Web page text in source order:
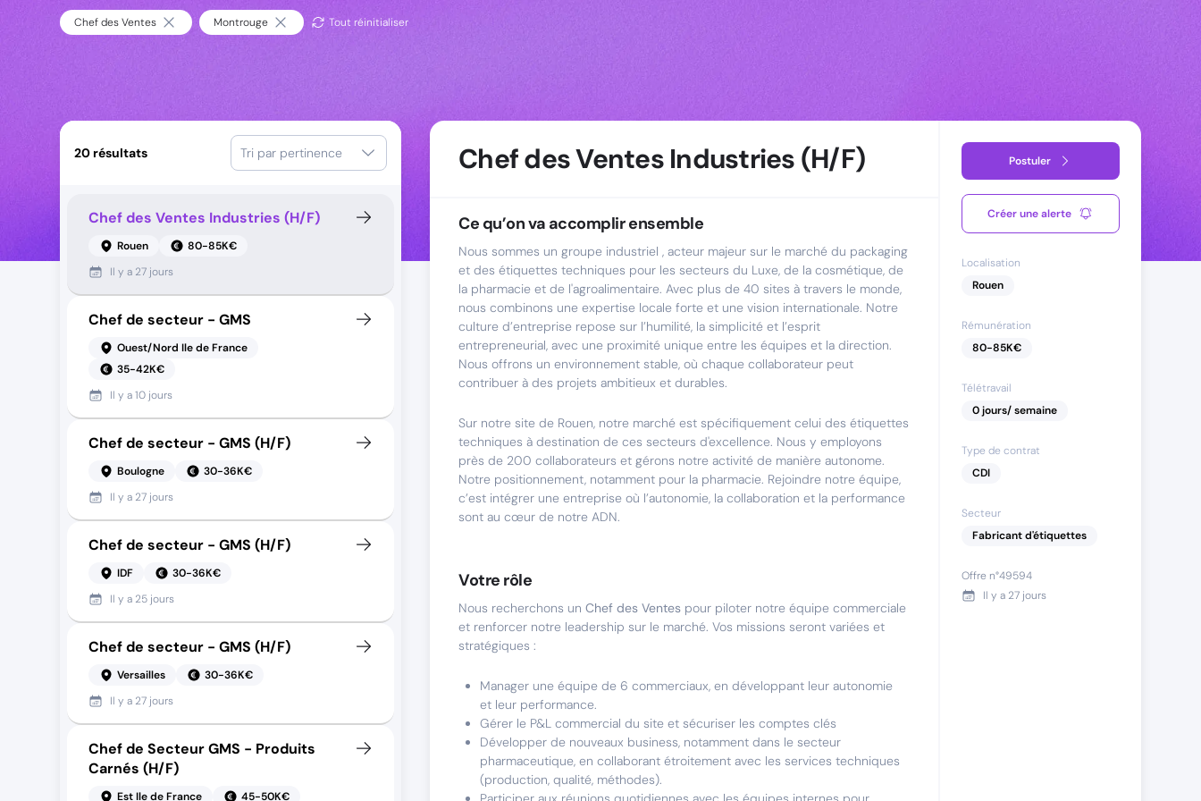
Chef des Ventes Montrouge Tout réinitialiser
20 résultats Tri par pertinence
Chef des Ventes Industries (H/F)
Rouen
80-85K€
Il y a 27 jours
Chef de secteur - GMS
Ouest/Nord Ile de France
35-42K€
Il y a10 jours
Chef de secteur - GMS (H/F)
Boulogne
30-36K€
Il y a 27 jours
Chef de secteur - GMS (H/F)
IDF
30-36K€
Il y a 25 jours
Chef de secteur - GMS (H/F)
Versailles
30-36K€
Il y a 27 jours
Chef de Secteur GMS - Produits
Carnés (H/F)
Est Ile de France
45-50K€
Chef des Ventes Industries (H/F)
Ce qu’on va accomplir ensemble
Nous sommes un groupe industriel , acteur majeur sur le marché du packaging
et des étiquettes techniques pour les secteurs du Luxe, de la cosmétique, de
la pharmacie et de l'agroalimentaire. Avec plus de 40 sites à travers le monde,
nous combinons une expertise locale forte et une vision internationale. Notre
culture d’entreprise repose sur l’humilité, la simplicité et l’esprit
entrepreneurial, avec une proximité unique entre les équipes et la direction.
Nous offrons un environnement stable, où chaque collaborateur peut
contribuer à des projets ambitieux et durables.
Sur notre site de Rouen, notre marché est spécifiquement celui des étiquettes
techniques à destination de ces secteurs d'excellence. Nous y employons
près de 200 collaborateurs et gérons notre activité de manière autonome.
Notre positionnement, notamment pour la pharmacie. Rejoindre notre équipe,
c’est intégrer une entreprise où l’autonomie, la collaboration et la performance
sont au cœur de notre ADN.
Votre rôle
Nous recherchons un Chef des Ventes pour piloter notre équipe commerciale
et renforcer notre leadership sur le marché. Vos missions seront variées et
stratégiques :
Manager une équipe de 6 commerciaux, en développant leur autonomie
et leur performance.
Gérer le P&L commercial du site et sécuriser les comptes clés
Développer de nouveaux business, notamment dans le secteur
pharmaceutique, en collaborant étroitement avec les services techniques
(production, qualité, méthodes).
Postuler
Créer une alerte
Localisation
Rouen
Rémunération
80-85K€
Télétravail
0 jours/ semaine
Type de contrat
CDI
Secteur
Fabricant d'étiquettes
Offre n°49594
Il y a 27 jours